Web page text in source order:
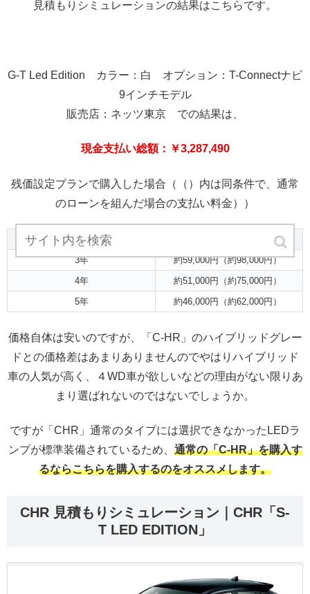
見積もりシミュレーションの結果はこちらです。
G-T Led Edition カラー：白 オプション：T-Connectナビ
9インチモデル
販売店：ネッツ東京 での結果は、
現金支払い総額：￥3,287,490
残価設定プランで購入した場合（（）内は同条件で、通常
のローンを組んだ場合の支払い料金））
残価設定プラン年数
3年
約59,000円（約98,000円）
4年
約51,000円（約75,000円）
5年
約46,000円（約62,000円）
価格自体は安いのですが、「C-HR」のハイブリッドグレー
ドとの価格差はあまりありませんのでやはりハイブリッド
車の人気が高く、４WD車が欲しいなどの理由がない限りあ
まり選ばれないのではないでしょうか。
ですが「CHR」通常のタイプには選択できなかったLEDラ
ンプが標準装備されているため、 通常の「C-HR」を購入す
るならこちらを購入するのをオススメします。
CHR 見積もりシミュレーション｜CHR「S-
T LED EDITION」